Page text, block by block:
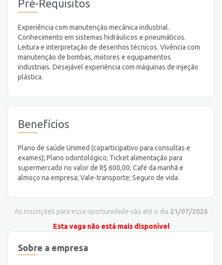
Pré-Requisitos
Experiência com manutenção mecânica industrial.
Conhecimento em sistemas hidráulicos e pneumáticos.
Leitura e interpretação de desenhos técnicos. Vivência com
manutenção de bombas, motores e equipamentos
industriais. Desejável experiência com máquinas de injeção
plástica.
Benefícios
Plano de saúde Unimed (coparticipativo para consultas e
exames); Plano odontológico; Ticket alimentação para
supermercado no valor de R$ 600,00; Café da manhã e
almoço na empresa; Vale-transporte; Seguro de vida.
As inscrições para essa oportunidade vão até o dia 21/07/2026
Esta vaga não está mais disponível
Sobre a empresa